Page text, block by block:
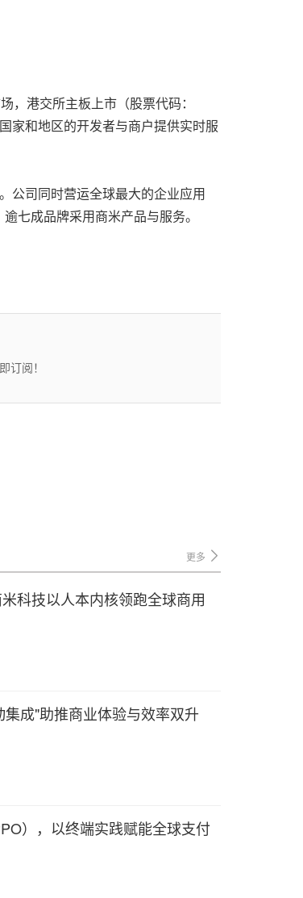
港交所主板上市（股票代码：
家和地区的开发者与商户提供实时服
公司同时营运全球最大的企业应用
七成品牌采用商米产品与服务。
订阅！
更多
科技以人本内核领跑全球商用
成"助推商业体验与效率双升
），以终端实践赋能全球支付